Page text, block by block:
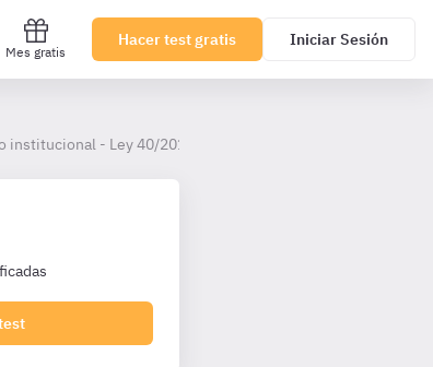
Mes gratis
Hacer test gratis Iniciar Sesión
- Ley 40/2015